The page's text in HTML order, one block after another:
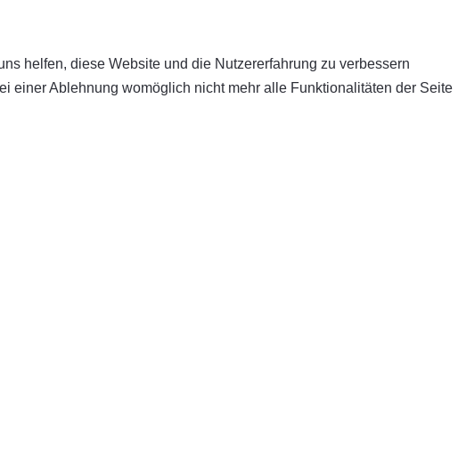
helfen, diese Website und die Nutzererfahrung zu verbessern
einer Ablehnung womöglich nicht mehr alle Funktionalitäten der Seite